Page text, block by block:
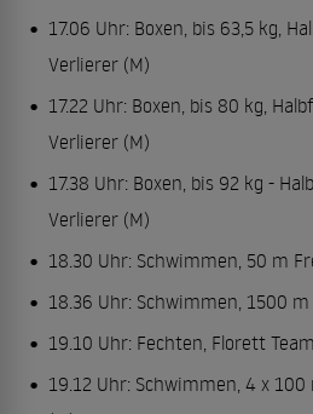
17.06 Uhr: Boxen, bis 63,5 kg,
Verlierer (M)
17.22 Uhr: Boxen, bis 80 kg,
Verlierer (M)
17.38 Uhr: Boxen, bis 92 kg -
Verlierer (M)
18.30 Uhr: Schwimmen, 50 m
18.36 Uhr: Schwimmen, 1500
19.10 Uhr: Fechten, Florett
19.12 Uhr: Schwimmen, 4 x